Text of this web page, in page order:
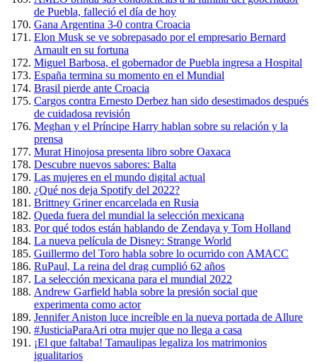
de Puebla, falleció el día de hoy
Gana Argentina 3-0 contra Croacia
Elon Musk se ve sobrepasado por el empresario Bernard
Arnault en su fortuna
Miguel Barbosa, el gobernador de Puebla ingresa a Hospital
España termina su momento en el Mundial
Brasil pierde ante Croacia
Cargos contra Ernesto Derbez han sido desestimados después
de cuidadosa revisión
Meghan y el Príncipe Harry hablan sobre su relación y la
prensa
Murat Hinojosa presenta libro sobre Oaxaca
Descubre nuevos sabores: Balta
Las mujeres en el mundo digital actual
¿Qué nos deja Spotify del 2022?
Brittney Griner encarcelada en Rusia
Queda fuera del mundial la selección mexicana
Por qué todos están hablando de Zendaya y Tom Holland
La nueva película de Disney: Strange World
Guillermo del Toro habla sobre lo ocurrido con AMACC
RuPaul, La reina del drag cumplió 62 años
La selección mexicana para el mundial 2022
Andrew Garfield habla sobre la presión social que
experimenta como actor
Jennifer Aniston luce increíble en la nueva portada de Allure
#JusticiaParaAri otra mujer que no llega a casa
¡El que faltaba! Tamaulipas legaliza los matrimonios
igualitarios